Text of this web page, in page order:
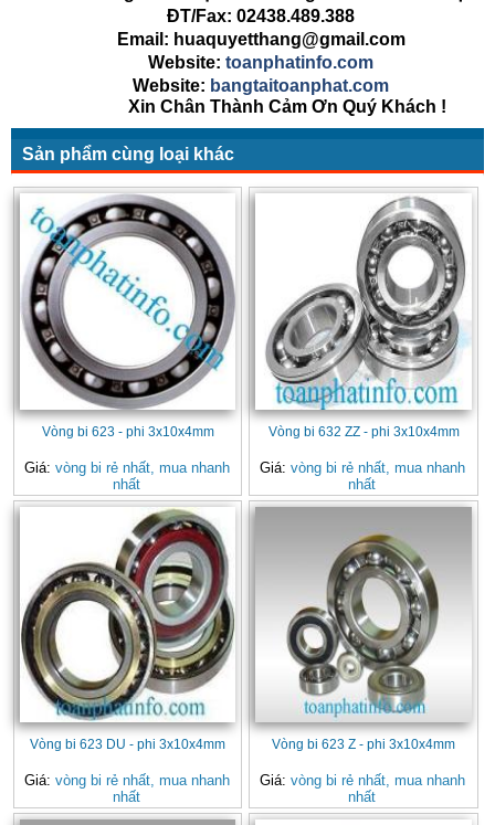
ĐT/Fax: 02438.489.388
Email: huaquyetthang@gmail.com
Website: toanphatinfo.com
Website: bangtaitoanphat.com
Xin Chân Thành Cảm Ơn Quý Khách !
Sản phẩm cùng loại khác
Vòng bi 623 - phi 3x10x4mm
Giá: vòng bi rẻ nhất, mua nhanh
nhất
Vòng bi 632 ZZ - phi 3x10x4mm
Giá: vòng bi rẻ nhất, mua nhanh
nhất
Vòng bi 623 DU - phi 3x10x4mm
Giá: vòng bi rẻ nhất, mua nhanh
nhất
Vòng bi 623 Z - phi 3x10x4mm
Giá: vòng bi rẻ nhất, mua nhanh
nhất